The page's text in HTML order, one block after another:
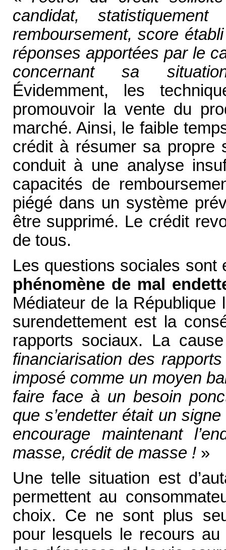
candidat,
remboursement, score
réponses apportées par le
concernant sa
Évidemment, les
promouvoir la vente du
marché. Ainsi, le faible
crédit à résumer sa propre
conduit à une analyse
capacités de
piégé dans un système
être supprimé. Le crédit
de tous.
Les questions sociales sont
phénomène de mal
Médiateur de la
surendettement est la
rapports sociaux. La
financiarisation des
imposé comme un moyen
faire face à un besoin
que s’endetter était un
encourage maintenant
masse, crédit de masse !»
Une telle situation est
permettent au
choix. Ce ne sont plus
pour lesquels le recours